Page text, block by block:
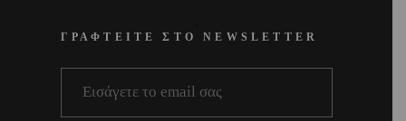
ΓΡΑΦΤΕΙΤΕ ΣΤΟ NEWSLETTER